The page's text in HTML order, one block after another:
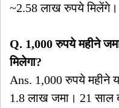
~2.58 लाख रुपये मिलेंगे।
Q. 1,000 रुपये महीने
मिलेगा?
Ans. 1,000 रुपये महीने
1.8 लाख जमा। 21 साल